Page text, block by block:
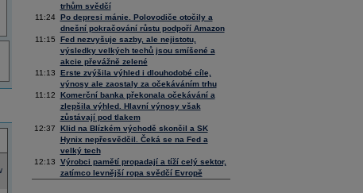
trhům svědčí
11:24
Po depresi mánie. Polovodiče otočily a
dnešní pokračování růstu podpoří Amazon
11:15
Fed nezvyšuje sazby, ale nejistotu,
výsledky velkých techů jsou smíšené a
akcie převážně zelené
11:13
Erste zvýšila výhled i dlouhodobé cíle,
výnosy ale zaostaly za očekáváním trhu
11:12
Komerční banka překonala očekávání a
zlepšila výhled. Hlavní výnosy však
zůstávají pod tlakem
12:37
Klid na Blízkém východě skončil a SK
Hynix nepřesvědčil. Čeká se na Fed a
velký tech
12:13
Výrobci pamětí propadají a tíží celý sektor,
zatímco levnější ropa svědčí Evropě